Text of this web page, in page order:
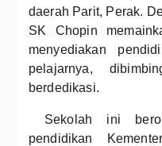
daerah Parit, Perak.
SK Chopin
menyediakan
pelajarnya,
berdedikasi.
Sekolah ini
pendidikan